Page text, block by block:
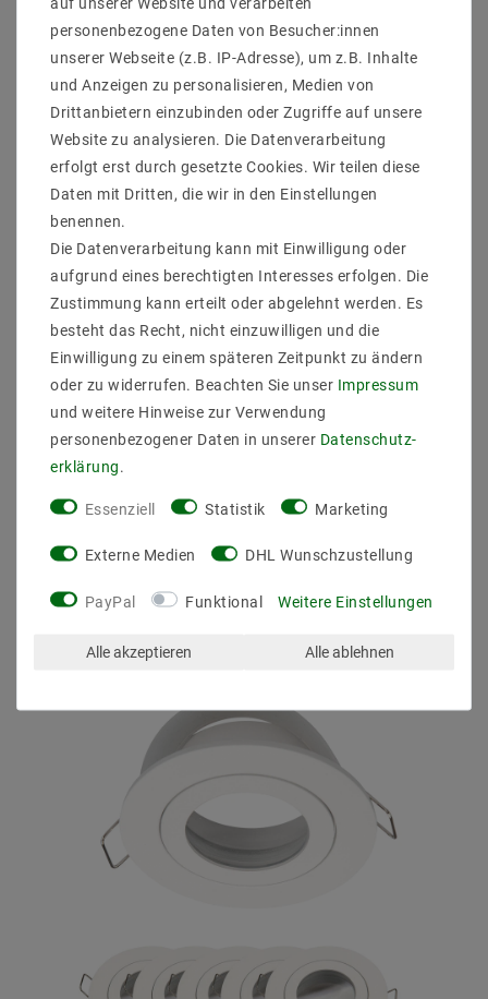
Lieferumfang : 10 Stück Deckeinebaurahmen Inkl 10
Stück 220V GU10 Fassung ohne Leuchtmittel
EBRSETGU832-MW_10
Hersteller : Mextronic
EAN : 4059267022252
Material : Alu druckguss
MPN : 832-MW
Farbe/Optik : Mattweiß
Bauform : rund
Leuchtmittelbefestigung : Sperring vorne
Leuchtmitteldurchmesse (mm) : 50
Rostfrei : ja
Außendurchmesser (mm) : 84
Passendes Leuchtmittel : bis 50W Halogen Lampen /
LED Strahler bis 15W in standard Halogen Maß
personenbezogene Daten von Besucher:innen
unserer Webseite (z.B. IP-Adresse), um z.B. Inhalte
und Anzeigen zu personalisieren, Medien von
Drittanbietern einzubinden oder Zugriffe auf unsere
Website zu analysieren. Die Datenverarbeitung
erfolgt erst durch gesetzte Cookies. Wir teilen diese
Daten mit Dritten, die wir in den Einstellungen
benennen.
Die Datenverarbeitung kann mit Einwilligung oder
aufgrund eines berechtigten Interesses erfolgen. Die
Zustimmung kann erteilt oder abgelehnt werden. Es
besteht das Recht, nicht einzuwilligen und die
Einwilligung zu einem späteren Zeitpunkt zu ändern
oder zu widerrufen. Beachten Sie unser Impressum
und weitere Hinweise zur Verwendung
personenbezogener Daten in unserer Daten­schutz­
erklärung
Essenziell Statistik Marketing
Externe Medien DHL Wunschzustellung
PayPal Funktional Weitere Einstellungen
Alle akzeptieren Alle ablehnen